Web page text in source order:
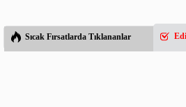
Sıcak Fırsatlarda Tıklananlar